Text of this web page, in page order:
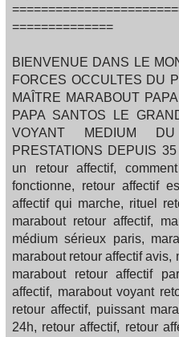
==============
BIENVENUE DANS LE
FORCES OCCULTES DU
MAÎTRE MARABOUT
PAPA SANTOS LE
VOYANT MEDIUM
PRESTATIONS DEPUIS
un retour affectif,
fonctionne, retour affectif
affectif qui marche, rituel
marabout retour affectif,
médium sérieux paris,
marabout retour affectif avis,
marabout retour affectif
affectif, marabout voyant
retour affectif, puissant
24h, retour affectif, retour